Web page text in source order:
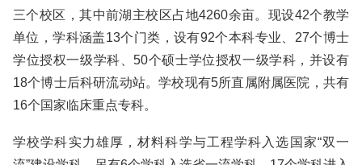
三个校区，其中前湖主校区占地4260余亩。现设42个教学
单位，学科涵盖13个门类，设有92个本科专业、27个博士
学位授权一级学科、50个硕士学位授权一级学科，并设有
18个博士后科研流动站。学校现有5所直属附属医院，共有
16个国家临床重点专科。
学校学科实力雄厚，材料科学与工程学科入选国家“双一